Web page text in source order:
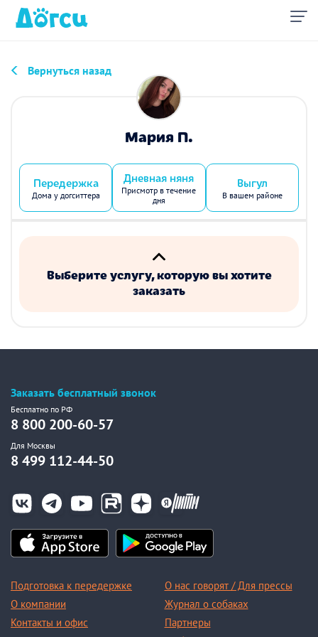
Вернуться назад
Мария П.
Передержка
Дома у догситтера
Дневная няня
Присмотр в течение
дня
Выгул
В вашем районе
Выберите услугу, которую вы хотите
заказать
Заказать бесплатный звонок
Бесплатно по РФ
8 800 200-60-57
Для Москвы
8 499 112-44-50
Подготовка к передержке
О компании
Контакты и офис
О нас говорят / Для прессы
Журнал о собаках
Партнеры